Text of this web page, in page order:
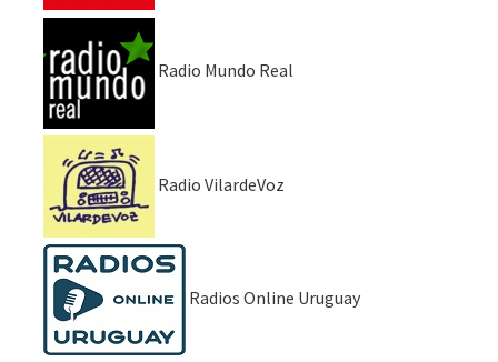
Radio Mundo Real
Radio VilardeVoz
Radios Online Uruguay